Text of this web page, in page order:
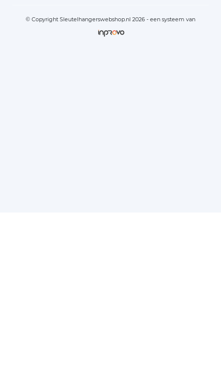
© Copyright Sleutelhangerswebshop.nl 2026 - een systeem van